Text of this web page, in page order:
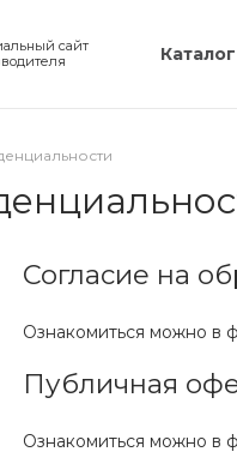
сайт
Каталог
Согласие на
Ознакомиться можно в
Публичная
Ознакомиться можно в